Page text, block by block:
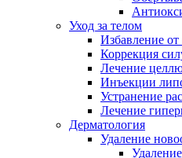
Уход за телом
Избавление
Коррекция
Лечение
Инъекции
Устранение
Лечение
Дерматология
Удаление